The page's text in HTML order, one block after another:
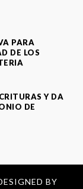
PARA
DE LOS
Y DA
DE
BY